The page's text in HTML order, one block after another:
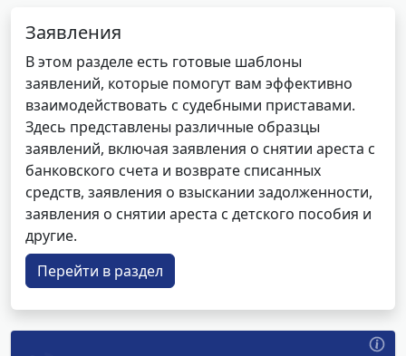
Заявления
В этом разделе есть готовые шаблоны
заявлений, которые помогут вам эффективно
взаимодействовать с судебными приставами.
Здесь представлены различные образцы
заявлений, включая заявления о снятии ареста с
банковского счета и возврате списанных
средств, заявления о взыскании задолженности,
заявления о снятии ареста с детского пособия и
другие.
Перейти в раздел